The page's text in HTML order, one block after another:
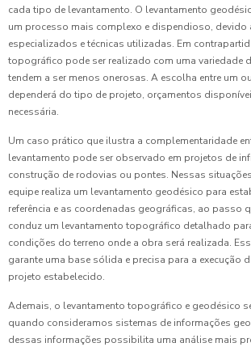
cada tipo de levantamento. O levantamento
um processo mais complexo e dispendioso, devido
especializados e técnicas utilizadas. Em
topográfico pode ser realizado com uma variedade
tendem a ser menos onerosas. A escolha entre um
dependerá do tipo de projeto, orçamentos
necessária.
Um caso prático que ilustra a complementaridade
levantamento pode ser observado em projetos de
construção de rodovias ou pontes. Nessas
equipe realiza um levantamento geodésico para
referência e as coordenadas geográficas, ao passo
conduz um levantamento topográfico detalhado
condições do terreno onde a obra será realizada.
garante uma base sólida e precisa para a execução
projeto estabelecido.
Ademais, o levantamento topográfico e geodésico
quando consideramos sistemas de informações
dessas informações possibilita uma análise mais